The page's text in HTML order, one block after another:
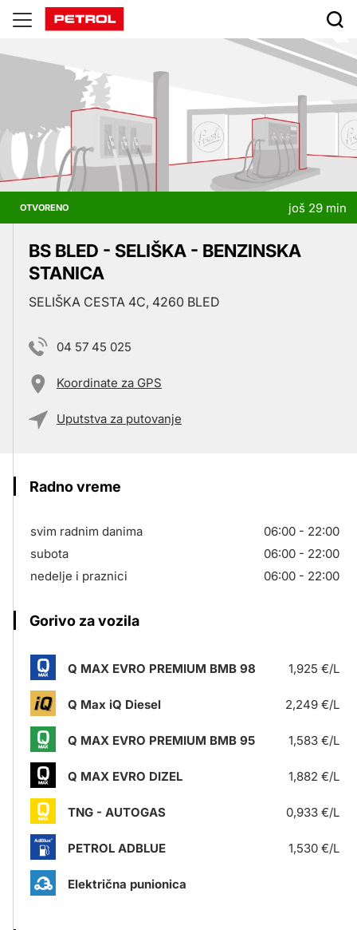
Prodajna
mesta
OTVORENO još 29 min
BS BLED - SELIŠKA - BENZINSKA
STANICA
SELIŠKA CESTA 4C, 4260 BLED
04 57 45 025
Koordinate za GPS
Uputstva za putovanje
Radno vreme
svim radnim danima
06:00 - 22:00
subota
06:00 - 22:00
nedelje i praznici
06:00 - 22:00
Gorivo za vozila
Q MAX EVRO PREMIUM BMB 98 1,925 €/L
Q Max iQ Diesel 2,249 €/L
Q MAX EVRO PREMIUM BMB 95 1,583 €/L
Q MAX EVRO DIZEL 1,882 €/L
TNG - AUTOGAS 0,933 €/L
PETROL ADBLUE 1,530 €/L
Električna punionica